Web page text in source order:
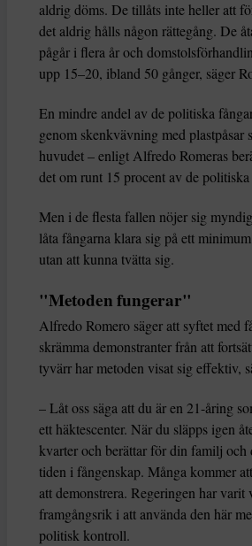
aldrig döms. De tillåts inte heller att
det aldrig hålls någon rättegång. De
pågår i flera år och
upp 15–20, ibland 50 gånger, säger
En mindre andel av de politiska
genom skenkvävning med plastpåsar
huvudet – enligt Alfredo Romeras
det om runt 15 procent av de
Men i de flesta fallen nöjer sig
låta fångarna klara sig på ett
utan att kunna tvätta sig.
"Metoden fungerar"
Alfredo Romero säger att syftet med
skrämma demonstranter från att
tyvärr har metoden visat sig effektiv,
– Låt oss säga att du är en 21-åring
ett häktescenter. När du släpps igen
kvarter och berättar för din familj och
tiden i fångenskap. Många kommer
att demonstrera. Regeringen har varit
framgångsrik i att använda den här
politisk kontroll.